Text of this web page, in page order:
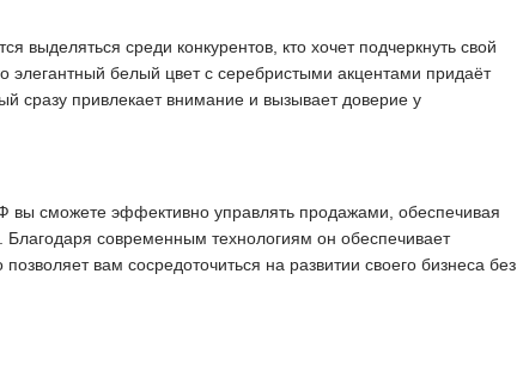
выделяться среди конкурентов, кто хочет подчеркнуть свой
элегантный белый цвет с серебристыми акцентами придаёт
сразу привлекает внимание и вызывает доверие у
сможете эффективно управлять продажами, обеспечивая
Благодаря современным технологиям он обеспечивает
вам сосредоточиться на развитии своего бизнеса без